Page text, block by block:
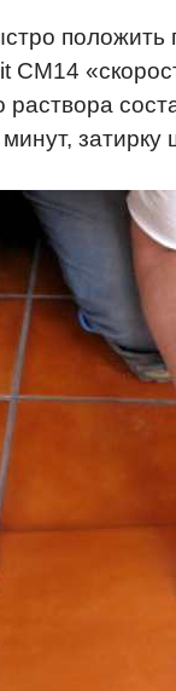
положить
CM14
раствора